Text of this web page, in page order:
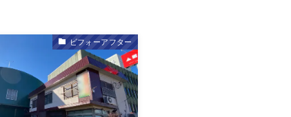
ビフォーアフター